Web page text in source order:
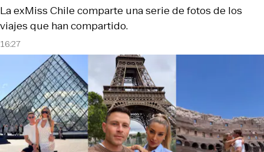
16:27
La exMiss Chile comparte una serie de fotos de los
viajes que han compartido.